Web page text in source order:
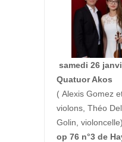
samedi 26
Quatuor Akos
( Alexis Gomez
violons, Théo
Golin, violoncelle)
op 76 n°3 de